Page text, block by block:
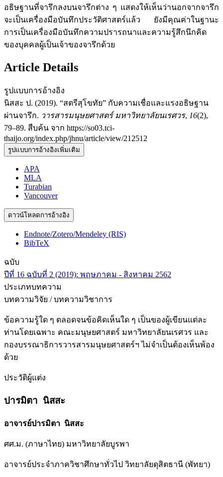
อธิษฐานที่จารึกลงบนจารึกต่าง ๆ แสดงให้เห็นว่านอกจากจารึก
จะเป็นเครื่องมือบันทึกประวัติศาสตร์แล้ว ยังมีคุณค่าในฐานะ
การเป็นเครื่องมือบันทึกความปรารถนาและความรู้สึกนึกคิด
ของบุคคลผู้เป็นเจ้าของจารึกด้วย
Article Details
รูปแบบการอ้างอิง
นิสสะ ป. (2019). “สตรีสุโขทัย” กับความเชื่อและแรงอธิษฐาน
ผ่านจารึก. วารสารมนุษยศาสตร์ มหาวิทยาลัยนเรศวร, 16(2),
79–89. สืบค้น จาก https://so03.tci-
thaijo.org/index.php/jhnu/article/view/212512
รูปแบบการอ้างอิงเพิ่มเติม
APA
MLA
Turabian
Vancouver
ดาวน์โหลดการอ้างอิง
Endnote/Zotero/Mendeley (RIS)
BibTeX
ฉบับ
ปีที่ 16 ฉบับที่ 2 (2019): พฤษภาคม - สิงหาคม 2562
ประเภทบทความ
บทความวิจัย / บทความวิชาการ
ข้อความรู้ใด ๆ ตลอดจนข้อคิดเห็นใด ๆ เป็นของผู้เขียนแต่ละ
ท่านโดยเฉพาะ คณะมนุษยศาสตร์ มหาวิทยาลัยนเรศวร และ
กองบรรณาธิการวารสารมนุษยศาสตร์ฯ ไม่จำเป็นต้องเห็นพ้อง
ด้วย
ประวัติผู้แต่ง
ปารมิตา นิสสะ
อาจารย์ปารมิตา นิสสะ
ศศ.ม. (ภาษาไทย) มหาวิทยาลัยบูรพา
อาจารย์ประจำภาควิชาศึกษาทั่วไป วิทยาลัยดุสิตธานี (พัทยา)